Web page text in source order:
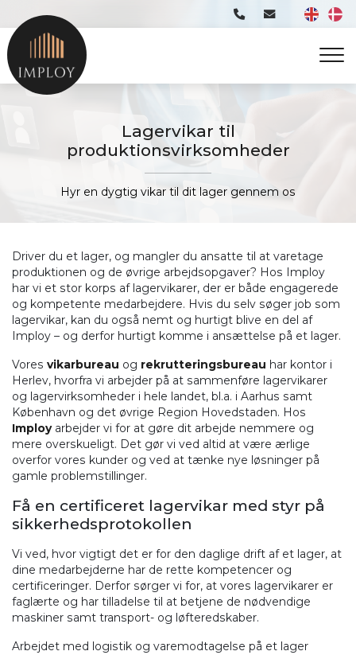
til
hovedindhold
Lagervikar til
produktionsvirksomheder
Hyr en dygtig vikar til dit lager gennem os
Driver du et lager, og mangler du ansatte til at varetage
produktionen og de øvrige arbejdsopgaver? Hos Imploy
har vi et stor korps af lagervikarer, der er både engagerede
og kompetente medarbejdere. Hvis du selv søger job som
lagervikar, kan du også nemt og hurtigt blive en del af
Imploy – og derfor hurtigt komme i ansættelse på et lager.
Vores vikarbureau og rekrutteringsbureau har kontor i
Herlev, hvorfra vi arbejder på at sammenføre lagervikarer
og lagervirksomheder i hele landet, bl.a. i Aarhus samt
København og det øvrige Region Hovedstaden. Hos
Imployarbejder vi for at gøre dit arbejde nemmere og
mere overskueligt. Det gør vi ved altid at være ærlige
overfor vores kunder og ved at tænke nye løsninger på
gamle problemstillinger.
Få en certificeret lagervikar med styr på
sikkerhedsprotokollen
Vi ved, hvor vigtigt det er for den daglige drift af et lager, at
dine medarbejderne har de rette kompetencer og
certificeringer. Derfor sørger vi for, at vores lagervikarer er
faglærte og har tilladelse til at betjene de nødvendige
maskiner samt transport- og løfteredskaber.
Arbejdet med logistik og varemodtagelse på et lager